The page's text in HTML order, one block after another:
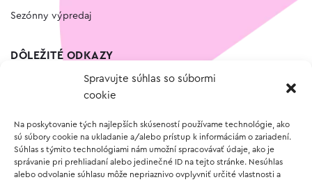
Spravujte súhlas so súbormi
cookie
Na poskytovanie tých najlepších skúseností používame technológie, ako
sú súbory cookie na ukladanie a/alebo prístup k informáciám o zariadení.
Súhlas s týmito technológiami nám umožní spracovávať údaje, ako je
správanie pri prehliadaní alebo jedinečné ID na tejto stránke. Nesúhlas
alebo odvolanie súhlasu môže nepriaznivo ovplyvniť určité vlastnosti a
Sezónny výpredaj
DÔLEŽITÉ ODKAZY
Vernostný program
O NÁKUPE